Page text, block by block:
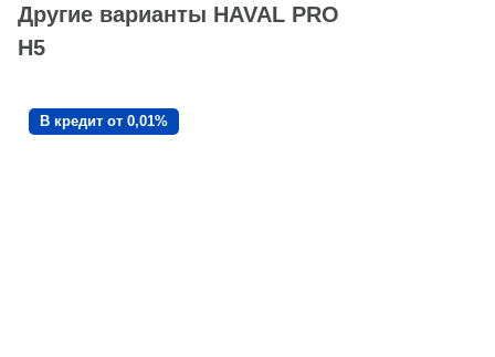
Другие варианты HAVAL PRO
H5
В кредит от 0,01%